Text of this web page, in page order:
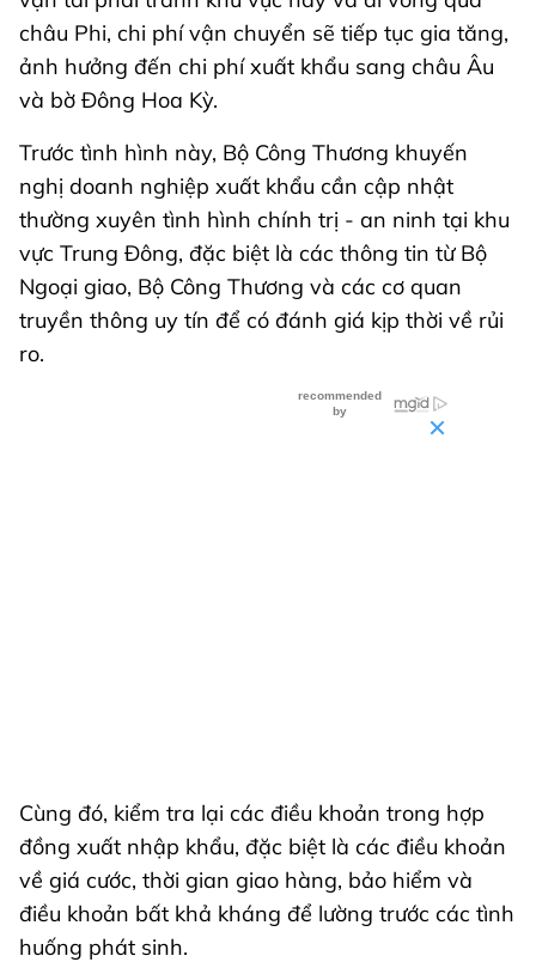
châu Phi, chi phí vận chuyển sẽ tiếp tục gia tăng,
ảnh hưởng đến chi phí xuất khẩu sang châu Âu
và bờ Đông Hoa Kỳ.
Trước tình hình này, Bộ Công Thương khuyến
nghị doanh nghiệp xuất khẩu cần cập nhật
thường xuyên tình hình chính trị - an ninh tại khu
vực Trung Đông, đặc biệt là các thông tin từ Bộ
Ngoại giao, Bộ Công Thương và các cơ quan
truyền thông uy tín để có đánh giá kịp thời về rủi
ro.
Cùng đó, kiểm tra lại các điều khoản trong hợp
đồng xuất nhập khẩu, đặc biệt là các điều khoản
về giá cước, thời gian giao hàng, bảo hiểm và
điều khoản bất khả kháng để lường trước các tình
huống phát sinh.